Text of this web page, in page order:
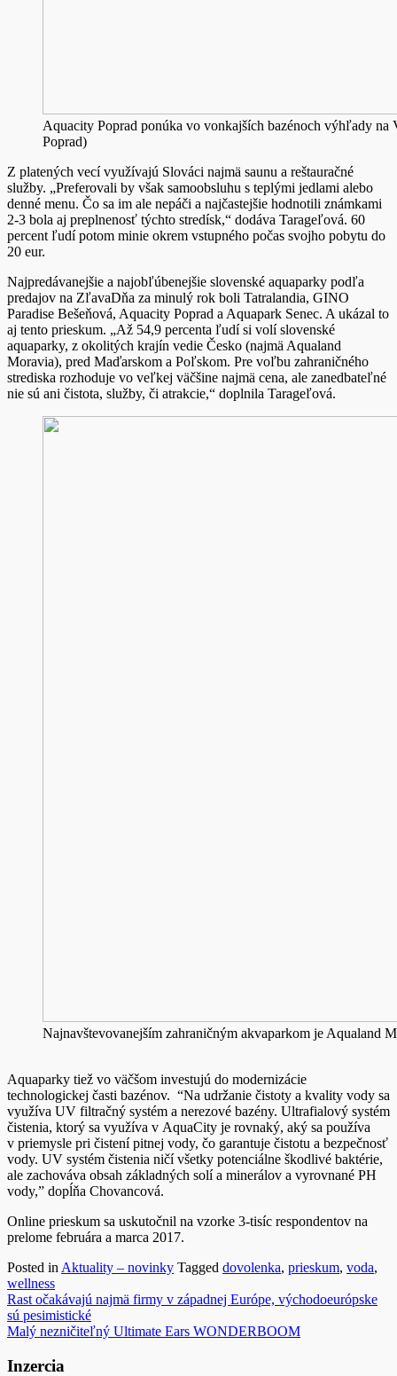
Aquacity Poprad ponúka vo vonkajších bazénoch výhľady na
Poprad)
Z platených vecí využívajú Slováci najmä saunu a reštauračné
služby. „Preferovali by však samoobsluhu s teplými jedlami alebo
denné menu. Čo sa im ale nepáči a najčastejšie hodnotili známkami
2-3 bola aj preplnenosť týchto stredísk,“ dodáva Tarageľová. 60
percent ľudí potom minie okrem vstupného počas svojho pobytu do
20 eur.
Najpredávanejšie a najobľúbenejšie slovenské aquaparky podľa
predajov na ZľavaDňa za minulý rok boli Tatralandia, GINO
Paradise Bešeňová, Aquacity Poprad a Aquapark Senec. A ukázal to
aj tento prieskum. „Až 54,9 percenta ľudí si volí slovenské
aquaparky, z okolitých krajín vedie Česko (najmä Aqualand
Moravia), pred Maďarskom a Poľskom. Pre voľbu zahraničného
strediska rozhoduje vo veľkej väčšine najmä cena, ale zanedbateľné
nie sú ani čistota, služby, či atrakcie,“ doplnila Tarageľová.
Najnavštevovanejším zahraničným akvaparkom je Aqualand
Aquaparky tiež vo väčšom investujú do modernizácie
technologickej časti bazénov. “Na udržanie čistoty a kvality vody sa
využíva UV filtračný systém a nerezové bazény. Ultrafialový systém
čistenia, ktorý sa využíva v AquaCity je rovnaký, aký sa používa
v priemysle pri čistení pitnej vody, čo garantuje čistotu a bezpečnosť
vody. UV systém čistenia ničí všetky potenciálne škodlivé baktérie,
ale zachováva obsah základných solí a minerálov a vyrovnané PH
vody,” dopĺňa Chovancová.
Online prieskum sa uskutočnil na vzorke 3-tisíc respondentov na
prelome februára a marca 2017.
Posted in Aktuality – novinky Tagged dovolenka, prieskum, voda,
wellness
Navigácia
v
Rast očakávajú najmä firmy v západnej Európe, východoeurópske
sú pesimistické
Malý nezničiteľný Ultimate Ears WONDERBOOM
Inzercia